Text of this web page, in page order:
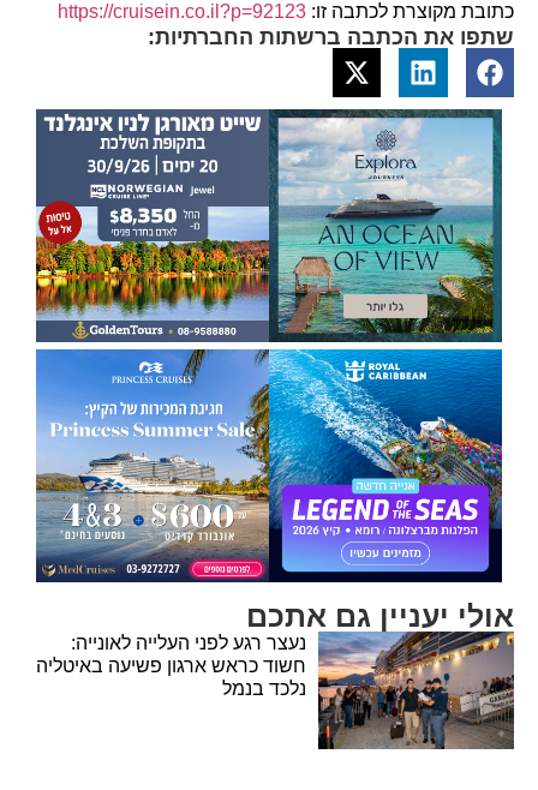
כתובת מקוצרת לכתבה זו: https://cruisein.co.il?p=92123
שתפו את הכתבה ברשתות החברתיות:
אולי יעניין גם אתכם
נעצר רגע לפני העלייה לאונייה:
חשוד כראש ארגון פשיעה באיטליה
נלכד בנמל